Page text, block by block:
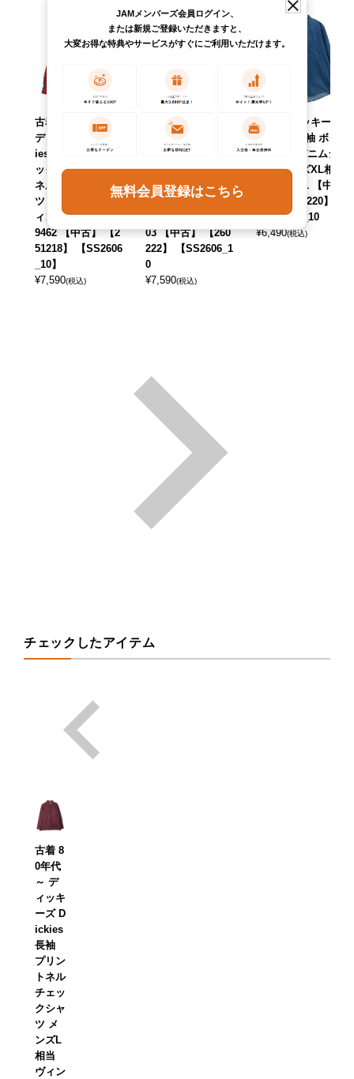
古着 80～90年代
ディッキーズ Dick
ies タータンチェ
ック 長袖 プリント
ネルチェックシャ
ツ メンズL相当 ヴ
ィンテージ /eaa59
9462 【中古】 【2
51218】 【SS2606
_10】
¥7,590(税込)
古着 80～90年代
ディッキーズ Dick
ies 長袖 プリント
ネルチェックシャ
ツ ボックスシャツ
メンズXL相当 ヴィ
ンテージ /eaa6152
03 【中古】 【260
222】 【SS2606_1
0
¥7,590(税込)
古着 ディッキーズ
Dickies 長袖 ボタ
ンダウンデニムシ
ャツ メンズXL相当
/eaa615221 【中
古】 【260220】
【SS2606_10
¥6,490(税込)
チェックしたアイテム
古着 8
0年代
～ デ
ィッキ
ーズ D
ickies
長袖
プリン
トネル
チェッ
クシャ
ツ メ
ンズL
相当
ヴィン
JAMメンバーズ会員ログイン、
または新規ご登録いただきますと、
大変お得な特典やサービスがすぐにご利用いただけます。
無料会員登録はこちら